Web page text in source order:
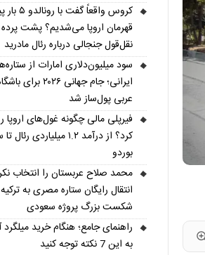
کروس واقعاً گفت
قهرمان اروپا می‌شدیم؟ پشت
نقل‌قول جنجالی درباره رئال مادرید
سود میلیون‌دلاری امارات از
ایرانی؛ جام جهانی ۲۰۲۶
عربی پول‌ساز شد
فیرپلی مالی چگونه غول‌های اروپا
کرد؟ از درآمد ۱.۲ میلیاردی
بوردو
محمد صلاح عربستان را انتخاب
انتقال رایگان ستاره مصری به
شکست بزرگ پروژه سعودی
راهنمای جامع؛ هنگام خرید میلگرد
به این 7 نکته توجه کنید